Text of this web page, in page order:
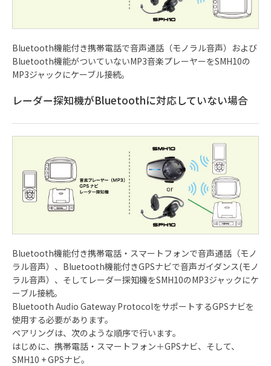
Bluetooth機能付き携帯電話で音声通話（モノラル音声）および
Bluetooth機能がついていないMP3音楽プレーヤーをSMH10の
MP3ジャックにケーブル接続。
レーダー探知機がBluetoothに対応していない場合
Bluetooth機能付き携帯電話・スマートフォンで音声通話（モノ
ラル音声）、Bluetooth機能付きGPSナビで音声ガイダンス(モノ
ラル音声）、そしてレーダー探知機をSMH10のMP3ジャックにケ
ーブル接続。
Bluetooth Audio Gateway ProtocolをサポートするGPSナビを
使用する必要があります。
ペアリングは、次のような順序で行います。
はじめに、携帯電話・スマートフォン＋GPSナビ、そして、
SMH10 + GPSナビ。